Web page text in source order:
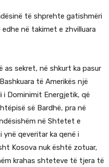
të shprehte gatishmëri
edhe në takimet e zhvilluara
as sekret, në shkurt ka pasur
të Amerikës një
i Dominimit Energjetik, që
së Bardhë, pra në
në Shtetet e
ynë qeveritar ka qenë i
Kosova nuk është zotuar,
krahas shteteve të tjera të